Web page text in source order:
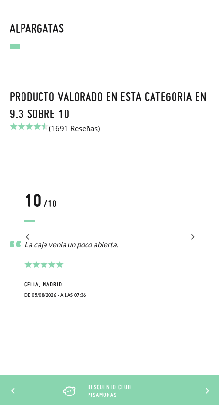
ALPARGATAS
PRODUCTO VALORADO EN ESTA CATEGORIA EN
9.3 SOBRE 10
(1691 Reseñas)
10 /10
La caja venía un poco abierta.
CELIA, MADRID
DE 05/08/2026 - A LAS 07:36
DESCUENTO CLUB
PISAMONAS